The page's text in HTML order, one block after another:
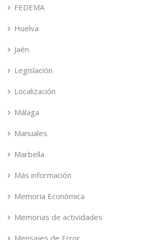
FEDEMA
Huelva
Jaén
Legislación
Localización
Málaga
Manuales
Marbella
Más información
Memoria Económica
Memorias de actividades
Mensajes de Error